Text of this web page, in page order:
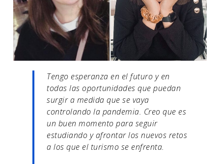
Tengo esperanza en el futuro y en
todas las oportunidades que puedan
surgir a medida que se vaya
controlando la pandemia. Creo que es
un buen momento para seguir
estudiando y afrontar los nuevos retos
a los que el turismo se enfrenta.